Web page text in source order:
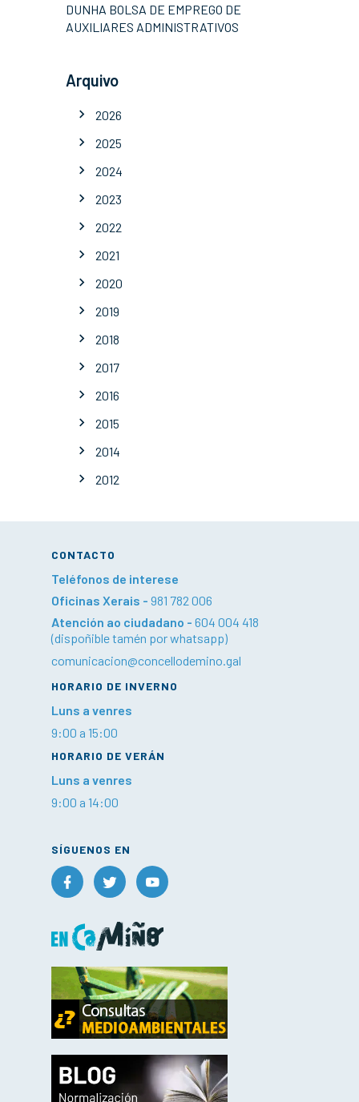
DUNHA BOLSA DE EMPREGO DE
AUXILIARES ADMINISTRATIVOS
Arquivo
2026
2025
2024
2023
2022
2021
2020
2019
2018
2017
2016
2015
2014
2012
CONTACTO
Teléfonos de interese
Oficinas Xerais - 981 782 006
Atención ao ciudadano - 604 004 418
(dispoñible tamén por whatsapp)
comunicacion@concellodemino.gal
HORARIO DE INVERNO
Luns a venres
9:00 a 15:00
HORARIO DE VERÁN
Luns a venres
9:00 a 14:00
SÍGUENOS EN